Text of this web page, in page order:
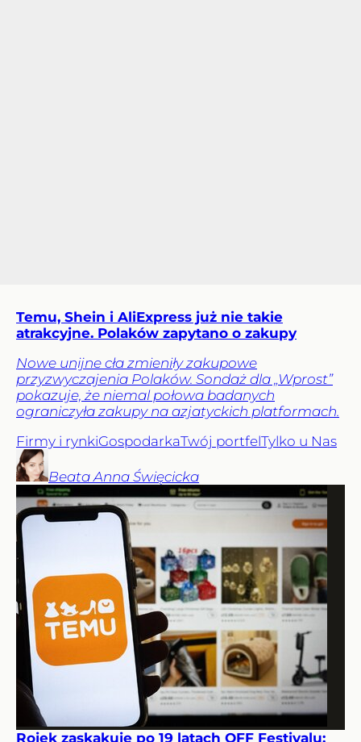
Temu, Shein i AliExpress już nie takie
atrakcyjne. Polaków zapytano o zakupy
Nowe unijne cła zmieniły zakupowe
przyzwyczajenia Polaków. Sondaż dla „Wprost”
pokazuje, że niemal połowa badanych
ograniczyła zakupy na azjatyckich platformach.
Firmy i rynkiGospodarkaTwój portfelTylko u Nas
Beata Anna Święcicka
Rojek zaskakuje po 19 latach OFF Festivalu: